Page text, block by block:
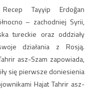
Tayyip Erdoğan
– zachodniej Syrii,
tureckie oraz oddziały
działania z Rosją.
asz-Szam zapowiada,
się pierwsze doniesienia
Hajat Tahrir asz-